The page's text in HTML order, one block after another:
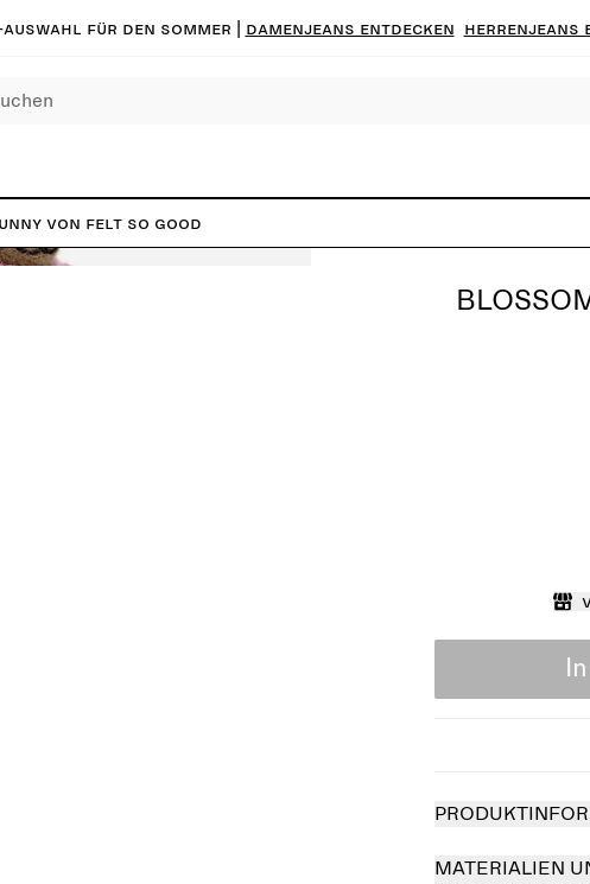
Auswahl für den Sommer | Damenjeans entdecken Herrenjeans
von Felt So Good
MATERIALIEN